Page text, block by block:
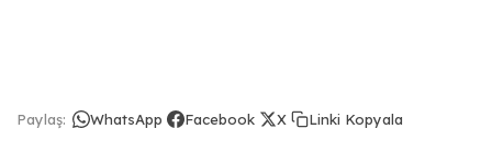
Paylaş: WhatsApp Facebook X Linki Kopyala